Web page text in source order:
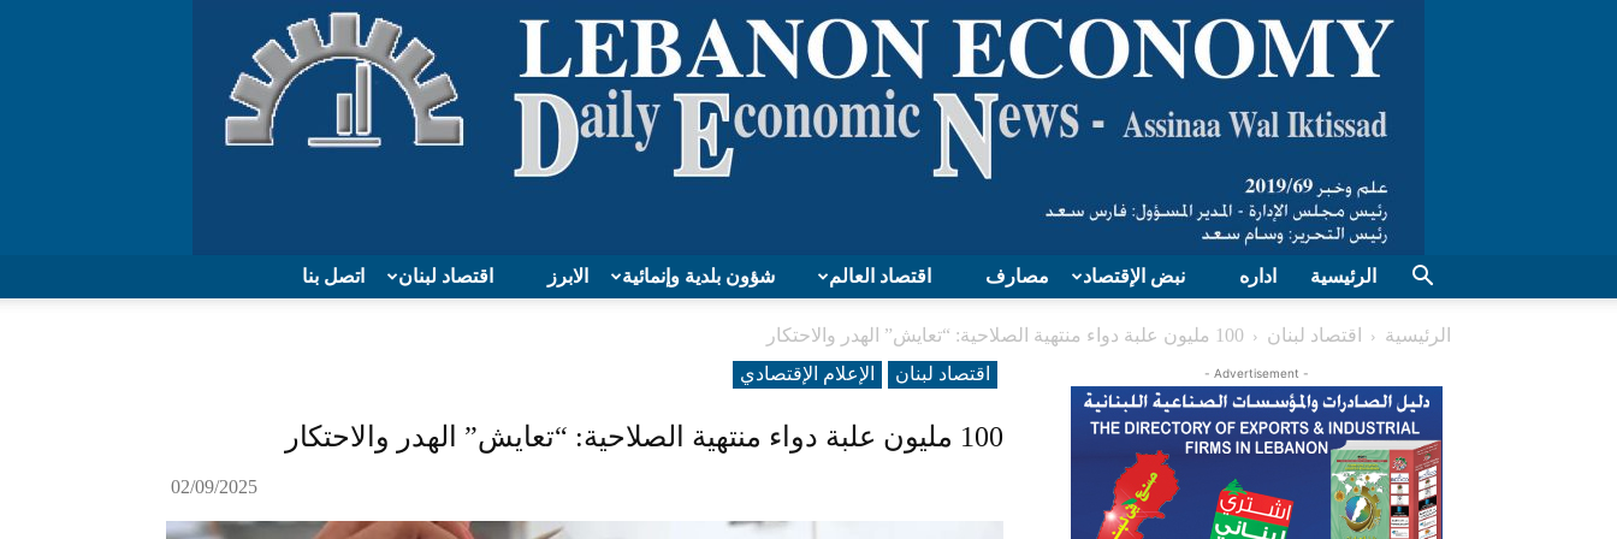
Lebanon
اتصل بنا اقتصاد لبنان الابرز شؤون بلدية وإنمائية اقتصاد العالم مصارف نبض الإقتصاد اداره الرئيسية
الرئيسية اقتصاد لبنان
100 مليون علبة دواء منتهية الصلاحية: “تعايش” الهدر والاحتكار
اقتصاد لبنان
الإعلام الإقتصادي
100 مليون علبة دواء منتهية الصلاحية: “تعايش” الهدر والاحتكار
02/09/2025
- Advertisement -